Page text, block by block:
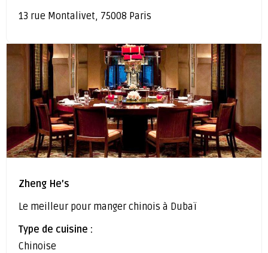
13 rue Montalivet, 75008 Paris
Zheng He’s
Le meilleur pour manger chinois à Dubaï
Type de cuisine :
Chinoise